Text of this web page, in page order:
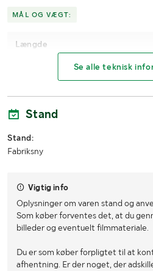
MÅL OG VÆGT:
Længde
Se alle teknisk
Stand
Stand:
Fabriksny
Vigtig info
Oplysninger om varen stand og
Som køber forventes det, at du
billeder og eventuelt filmmateriale.
Du er som køber forpligtet til at
afhentning. Er der noget, der